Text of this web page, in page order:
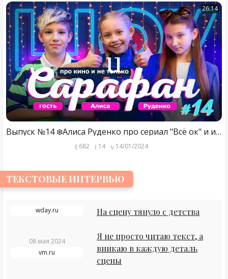
26:14
Выпуск №14 ❄️Алиса Руденко про сериал "Всё ок" и интересные премьеры 2024
682 14 14/01/2024
ТЕКСТОВЫЕ ИНТЕРВЬЮ
wday.ru На сцену тянуло с детства
08 мая 2024
vm.ru
Я не просто читаю текст, а
вникаю в каждую деталь
сцены